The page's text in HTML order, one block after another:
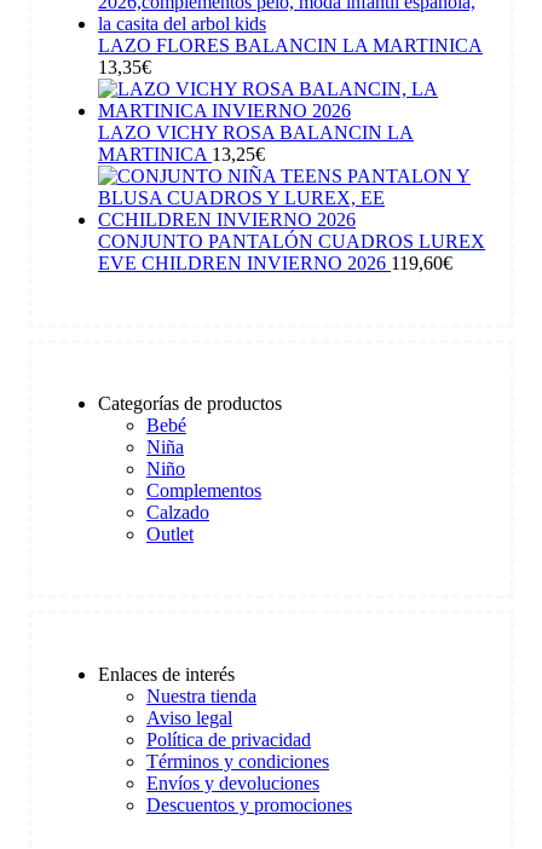
LAZO FLORES BALANCIN LA MARTINICA
13,35€
LAZO VICHY ROSA BALANCIN LA
MARTINICA 13,25€
CONJUNTO PANTALÓN CUADROS LUREX
EVE CHILDREN INVIERNO 2026 119,60€
Categorías de productos
Bebé
Niña
Niño
Complementos
Calzado
Outlet
Enlaces de interés
Nuestra tienda
Aviso legal
Política de privacidad
Términos y condiciones
Envíos y devoluciones
Descuentos y promociones